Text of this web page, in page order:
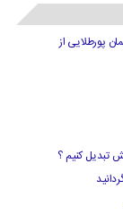
پورطلایی از
تبدیل کنیم ؟